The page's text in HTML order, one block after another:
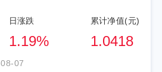
日涨跌
1.19%
累计净值(元)
1.0418
07